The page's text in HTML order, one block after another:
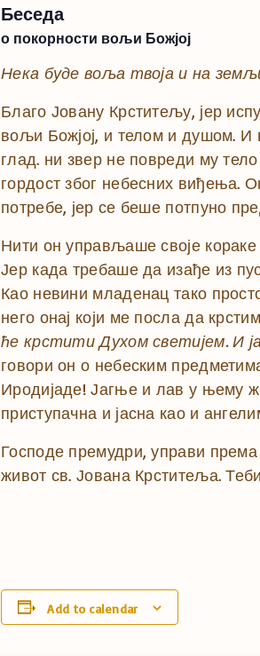
Беседа
о покорности вољи Божјој
Нека буде воља твоја и на
Благо Јовану Крститељу, јер
вољи Божјој, и телом и душом.
глад. ни звер не повреди му
гордост због небесних
потребе, јер се беше потпуно
Нити он управљаше своје
Јер када требаше да изађе из
Као невини младенац тако
него онај који ме посла да
ће крстити Духом светијем. И ја
говори он о небеским
Иродијаде! Јагње и лав у њему
приступачна и јасна као и
Господе премудри, управи
живот св. Јована Крститеља.
Add to calendar